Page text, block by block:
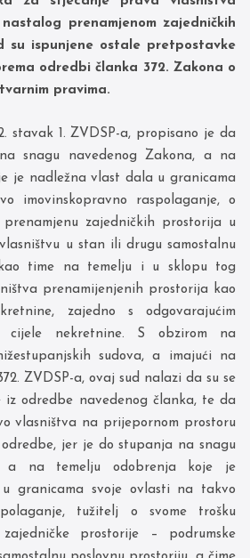
prenamjenom zajedničkih
su ispunjene ostale pretpostavke
odredbi članka 372. Zakona o
pravima.
stavak 1. ZVDSP-a, propisano je da
snagu navedenog Zakona, a na
je nadležna vlast dala u granicama
imovinskopravno raspolaganje, o
zajedničkih prostorija u
u stan ili drugu samostalnu
time na temelju i u sklopu tog
prenamijenjenih prostorija kao
zajedno s odgovarajućim
cijele nekretnine. S obzirom na
sudova, a imajući na
ZVDSP-a, ovaj sud nalazi da su se
iz odredbe navedenog članka, te da
vlasništva na prijepornom prostoru
jer je do stupanja na snagu
a na temelju odobrenja koje je
granicama svoje ovlasti na takvo
tužitelj o svome trošku
prostorije – podrumske